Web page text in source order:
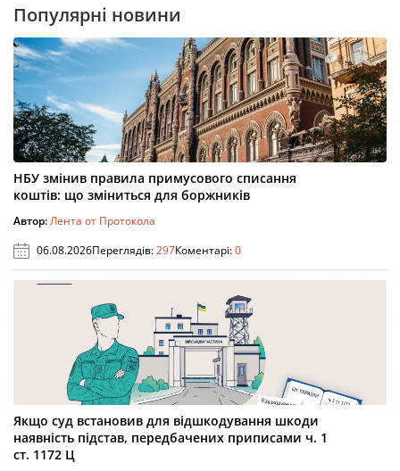
Популярні новини
НБУ змінив правила примусового списання
коштів: що зміниться для боржників
Автор:Лента от Протокола
06.08.2026Переглядів:297Коментарі:0
Якщо суд встановив для відшкодування шкоди
наявність підстав, передбачених приписами ч. 1
ст. 1172 Ц